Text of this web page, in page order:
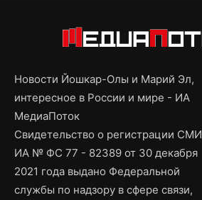
Новости Йошкар-Олы и Марий Эл,
интересное в России и мире - ИА
МедиаПоток
Свидетельство о регистрации СМИ
ИА № ФС 77 - 82389 от 30 декабря
2021 года выдано Федеральной
службы по надзору в сфере связи,